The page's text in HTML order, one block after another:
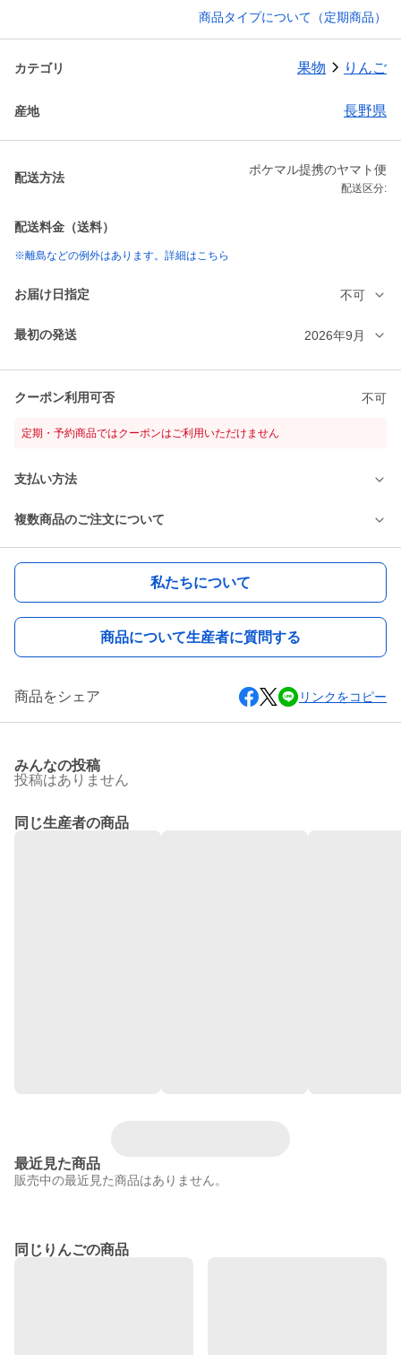
商品タイプについて（定期商品）
カテゴリ 果物 りんご
産地 長野県
配送方法
ポケマル提携のヤマト便
配送区分:
配送料金（送料）
※離島などの例外はあります。詳細はこちら
お届け日指定 不可
最初の発送 2026年9月
クーポン利用可否 不可
定期・予約商品ではクーポンはご利用いただけません
支払い方法
複数商品のご注文について
私たちについて
商品について生産者に質問する
商品をシェア リンクをコピー
みんなの投稿
投稿はありません
同じ生産者の商品
最近見た商品
販売中の最近見た商品はありません。
同じりんごの商品